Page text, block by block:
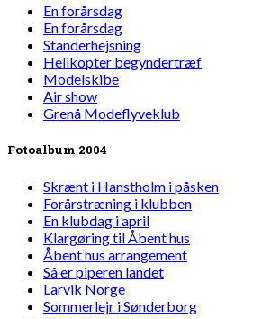
En forårsdag
En forårsdag
Standerhejsning
Helikopter begyndertræf
Modelskibe
Air show
Grenå Modeflyveklub
Fotoalbum 2004
Skrænt i Hanstholm i påsken
Forårstræning i klubben
En klubdag i april
Klargøring til Åbent hus
Åbent hus arrangement
Så er piperen landet
Larvik Norge
Sommerlejr i Sønderborg